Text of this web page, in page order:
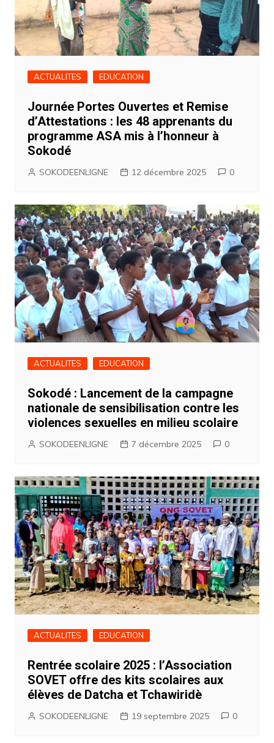
ACTUALITES EDUCATION
Journée Portes Ouvertes et Remise
d’Attestations : les 48 apprenants du
programme ASA mis à l’honneur à
Sokodé
SOKODEENLIGNE 12 décembre 2025 0
ACTUALITES EDUCATION
Sokodé : Lancement de la campagne
nationale de sensibilisation contre les
violences sexuelles en milieu scolaire
SOKODEENLIGNE 7 décembre 2025 0
ACTUALITES EDUCATION
Rentrée scolaire 2025 : l’Association
SOVET offre des kits scolaires aux
élèves de Datcha et Tchawiridè
SOKODEENLIGNE 19 septembre 2025 0